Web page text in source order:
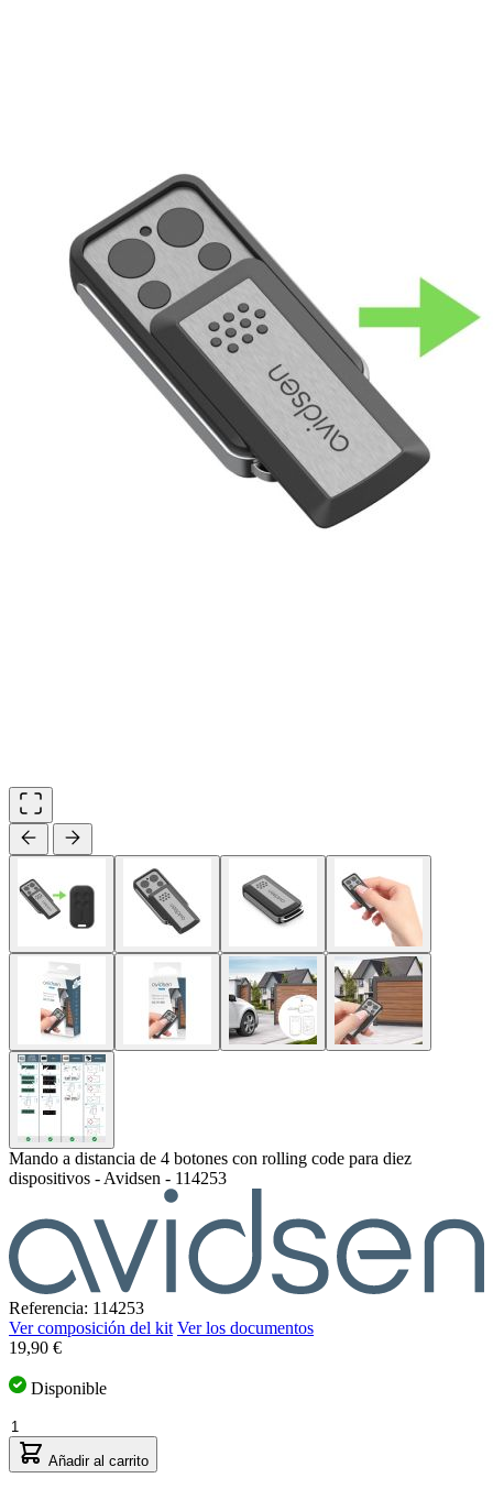
Mando a distancia de 4 botones con rolling code para diez
dispositivos - Avidsen - 114253
Referencia: 114253
Ver composición del kit Ver los documentos
El
depende
las
opciones
elegidas
19,90 €
Disponible
Cantidad
Añadir al carrito